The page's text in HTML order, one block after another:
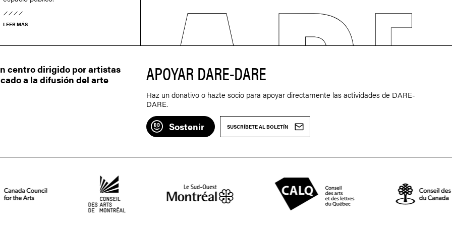
LEER MÁS
centro dirigido por artistas
a la difusión del arte
APOYAR DARE-DARE
Haz un donativo o hazte socio para apoyar directamente las actividades de DARE-
DARE.
Sostenir SUSCRÍBETE AL BOLETÍN